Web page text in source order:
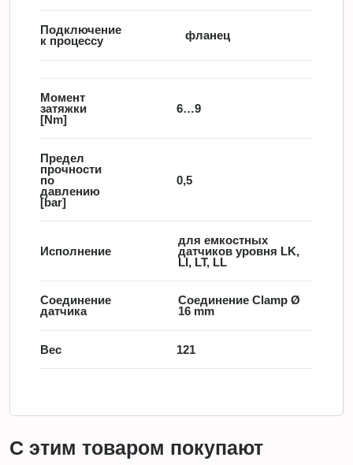
Подключение
к процессу
фланец
Момент
затяжки
[Nm]
6…9
Предел
прочности
по
давлению
[bar]
0,5
Исполнение
для емкостных
датчиков уровня LK,
LI, LT, LL
Соединение
датчика
Соединение Clamp Ø
16 mm
Вес 121
С этим товаром покупают